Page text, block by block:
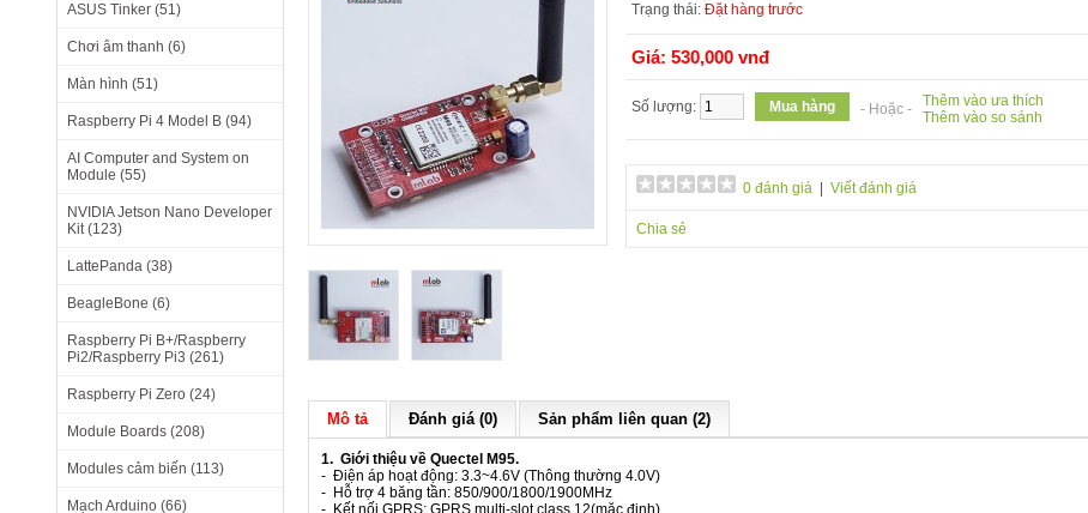
ASUS Tinker (51)
Chơi âm thanh (6)
Màn hình (51)
Raspberry Pi 4 Model B (94)
AI Computer and System on
Module (55)
NVIDIA Jetson Nano Developer
Kit (123)
LattePanda (38)
BeagleBone (6)
Raspberry Pi B+/Raspberry
Pi2/Raspberry Pi3 (261)
Raspberry Pi Zero (24)
Module Boards (208)
Modules cảm biến (113)
Mạch Arduino (66)
Trạng thái: Đặt hàng trước
Giá: 530,000 vnđ
Số lượng: - Hoặc - Thêm vào ưa thích
Thêm vào so sánh
0 đánh giá Viết đánh giá
Chia sẻ
Mô tả Đánh giá (0) Sản phẩm liên quan (2)
1. Giới thiệu về Quectel M95.
- Điện áp hoạt động: 3.3~4.6V (Thông thường 4.0V)
- Hỗ trợ 4 băng tần: 850/900/1800/1900MHz
- Kết nối GPRS: GPRS multi-slot class 12(mặc định)